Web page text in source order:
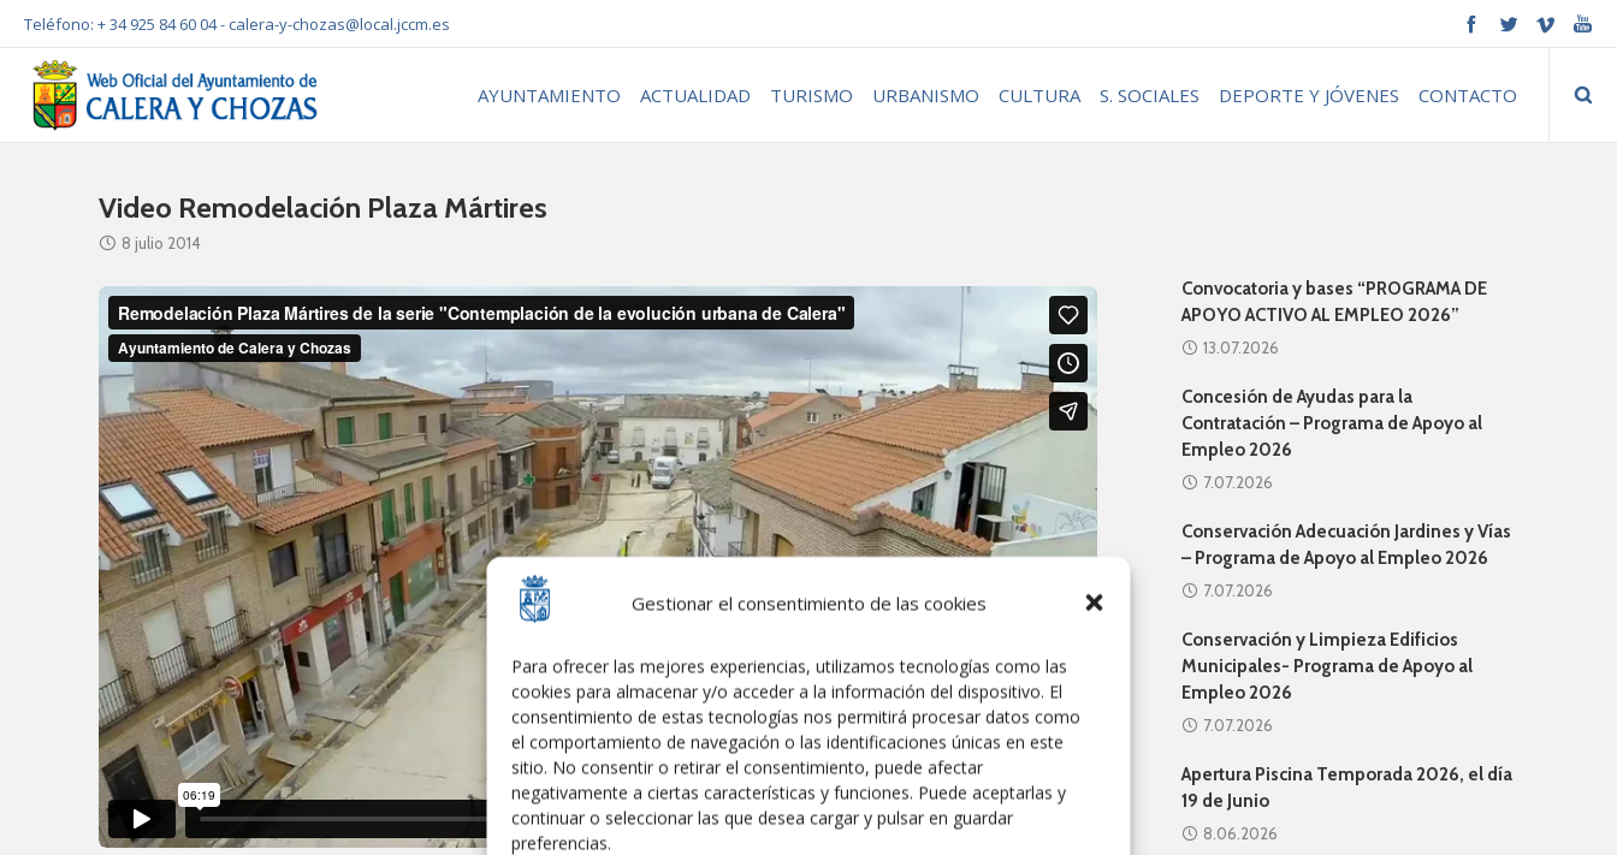
Gestionar el consentimiento de las cookies
Para ofrecer las mejores experiencias, utilizamos tecnologías como las
cookies para almacenar y/o acceder a la información del dispositivo. El
consentimiento de estas tecnologías nos permitirá procesar datos como
el comportamiento de navegación o las identificaciones únicas en este
sitio. No consentir o retirar el consentimiento, puede afectar
negativamente a ciertas características y funciones. Puede aceptarlas y
continuar o seleccionar las que desea cargar y pulsar en guardar
preferencias.
Teléfono: + 34 925 84 60 04 -calera-y-chozas@local.jccm.es
AYUNTAMIENTO ACTUALIDAD TURISMO URBANISMO CULTURA S. SOCIALES DEPORTE Y JÓVENES CONTACTO
Video Remodelación Plaza Mártires
8 julio 2014
Convocatoria y bases “PROGRAMA DE
APOYO ACTIVO AL EMPLEO 2026”
13.07.2026
Concesión de Ayudas para la
Contratación – Programa de Apoyo al
Empleo 2026
7.07.2026
Conservación Adecuación Jardines y Vías
– Programa de Apoyo al Empleo 2026
7.07.2026
Conservación y Limpieza Edificios
Municipales- Programa de Apoyo al
Empleo 2026
7.07.2026
Apertura Piscina Temporada 2026, el día
19 de Junio
8.06.2026